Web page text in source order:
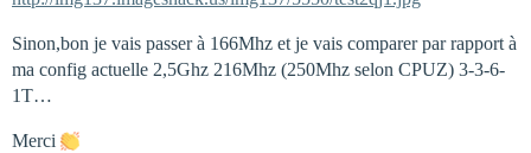
Sinon,bon je vais passer à 166Mhz et je vais comparer par rapport à
ma config actuelle 2,5Ghz 216Mhz (250Mhz selon CPUZ) 3-3-6-
1T…
Merci